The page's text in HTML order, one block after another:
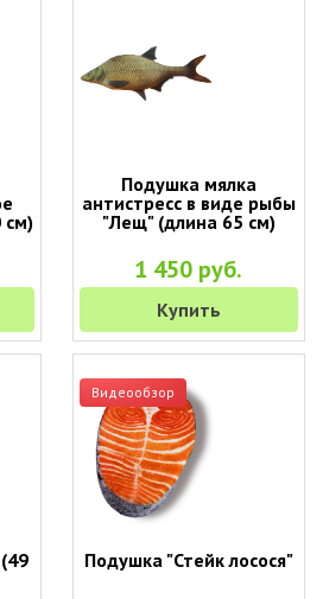
см)
Подушка мялка
антистресс в виде рыбы
"Лещ" (длина 65 см)
1 450 руб.
Купить
Видеообзор
Подушка "Стейк лосося"